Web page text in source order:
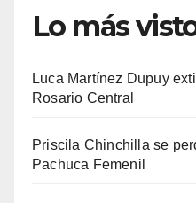
Lo más
Luca Martínez Dupuy
Rosario Central
Priscila Chinchilla se
Pachuca Femenil